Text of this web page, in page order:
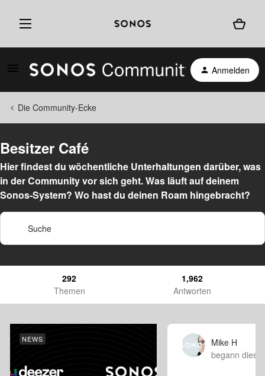
Anmelden
Die Community-Ecke
Besitzer Café
Hier findest du wöchentliche Unterhaltungen darüber, was
in der Community vor sich geht. Was läuft auf deinem
Sonos-System? Wo hast du deinen Roam hingebracht?
292
Themen
1,962
Antworten
NEWS
Mike H
begann